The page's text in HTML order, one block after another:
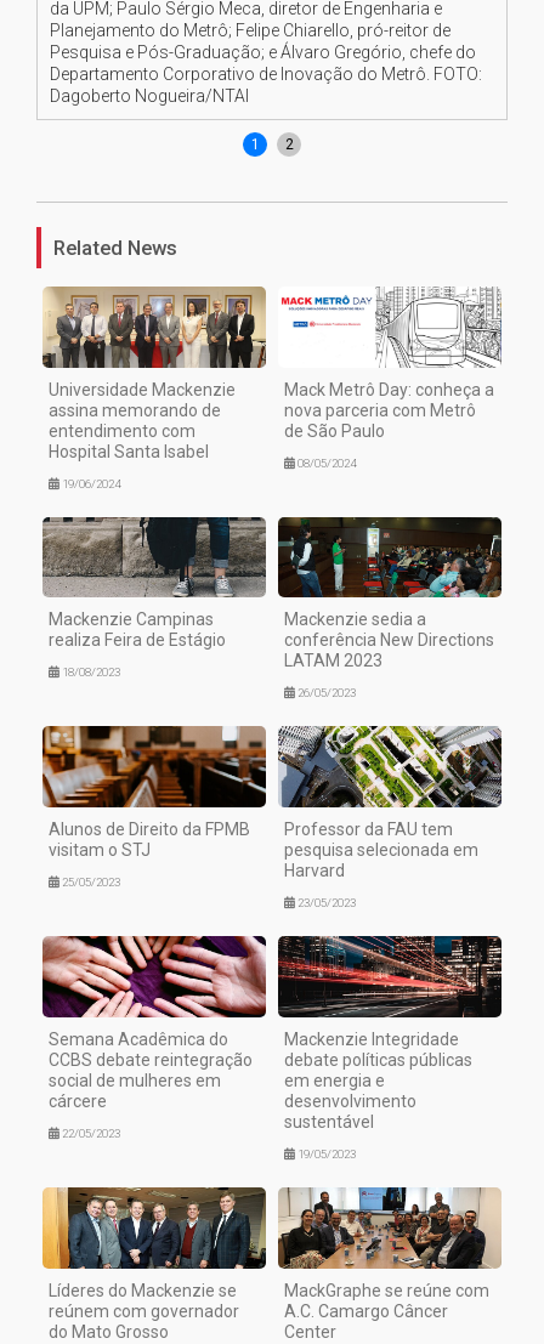
da UPM; Paulo Sérgio Meca, diretor de Engenharia e
Planejamento do Metrô; Felipe Chiarello, pró-reitor de
Pesquisa e Pós-Graduação; e Álvaro Gregório, chefe do
Departamento Corporativo de Inovação do Metrô. FOTO:
Dagoberto Nogueira/NTAI
1 2
Related News
Universidade Mackenzie
assina memorando de
entendimento com
Hospital Santa Isabel
19/06/2024
Mack Metrô Day: conheça a
nova parceria com Metrô
de São Paulo
08/05/2024
Mackenzie Campinas
realiza Feira de Estágio
18/08/2023
Mackenzie sedia a
conferência New Directions
LATAM 2023
26/05/2023
Alunos de Direito da FPMB
visitam o STJ
25/05/2023
Professor da FAU tem
pesquisa selecionada em
Harvard
23/05/2023
Semana Acadêmica do
CCBS debate reintegração
social de mulheres em
cárcere
22/05/2023
Mackenzie Integridade
debate políticas públicas
em energia e
desenvolvimento
sustentável
19/05/2023
Líderes do Mackenzie se
reúnem com governador
do Mato Grosso
MackGraphe se reúne com
A.C. Camargo Câncer
Center